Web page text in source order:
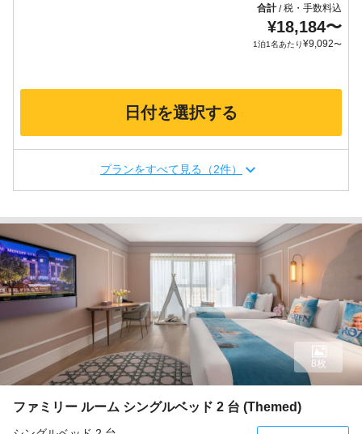
合計/税・手数料込
¥18,184〜
1泊1名あたり¥9,092〜
日付を選択する
プランをすべて見る（2件）
ファミリー ルーム シングルベッド 2 台 (Themed)
8枚